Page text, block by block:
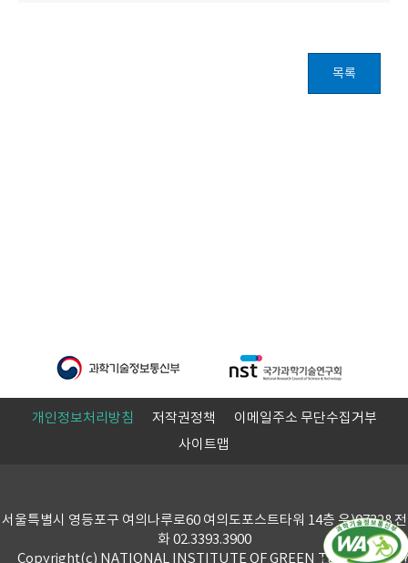
개인정보처리방침 저작권정책
이메일주소 무단수집거부
사이트맵
서울특별시 영등포구 여의나루로60 여의도포스트타워 14층 우)07328 전
화 02.3393.3900
Copyright(c) NATIONAL INSTITUTE OF GREEN TECHNOLOGY